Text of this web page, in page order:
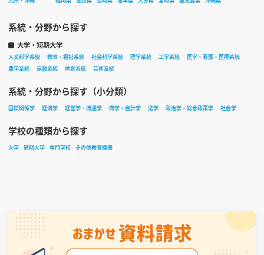
系統・分野から探す
大学・短期大学
人文科学系統 教育・福祉系統 社会科学系統 理学系統 工学系統
医学・看護・医療系統
農学系統
家政系統 体育系統 芸術系統
系統・分野から探す（小分類）
国際関係学 経済学 経営学・流通学 商学・会計学 法学 政治学・総合政策学 社会学
学校の種類から探す
大学 短期大学 専門学校 その他教育機関